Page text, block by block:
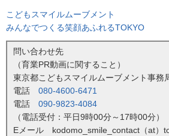
こどもスマイルムーブメント
みんなでつくる笑顔あふれるTOKYO
問い合わせ先
（育業PR動画に関すること）
東京都こどもスマイルムーブメント事務
電話 080-4600-6471
電話 090-9823-4084
（電話受付：平日9時00分～17時00分）
Eメール kodomo_smile_contact（at）